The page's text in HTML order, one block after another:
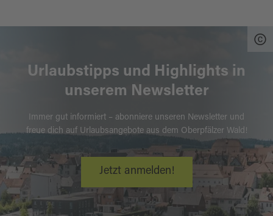
Urlaubstipps und Highlights in
unserem Newsletter
Immer gut informiert – abonniere unseren Newsletter und
freue dich auf Urlaubsangebote aus dem Oberpfälzer Wald!
Jetzt anmelden!